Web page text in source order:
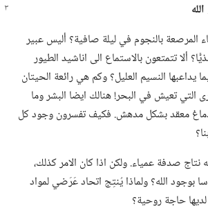
المرصعة بالنجوم في ليلة صافية؟‏ أليس عبير
ألا تتمتعون بالاستماع الى اناشيد الطيور
النسيم العليل؟‏ وكم هي رائعة الحيتان
التي تعيش في البحر!‏ هنالك ايضا البشر وما
معقد بشكل مدهش.‏ فكيف تفسرون وجود كل
صدفة عمياء.‏ ولكن اذا كان الامر كذلك،‏
بوجود الله؟‏ ولماذا يُنتِج اتحاد عَرَضي لمواد
حاجة روحية؟‏